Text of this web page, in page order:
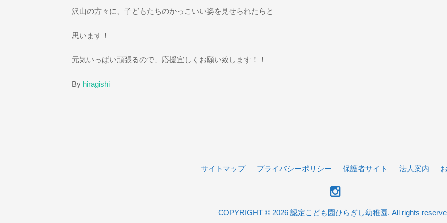
沢山の方々に、子どもたちのかっこいい姿を見せられたらと
思います！
元気いっぱい頑張るので、応援宜しくお願い致します！！
By hiragishi
サイトマップ プライバシーポリシー 保護者サイト 法人案内
COPYRIGHT © 2026 認定こども園ひらぎし幼稚園. All rights